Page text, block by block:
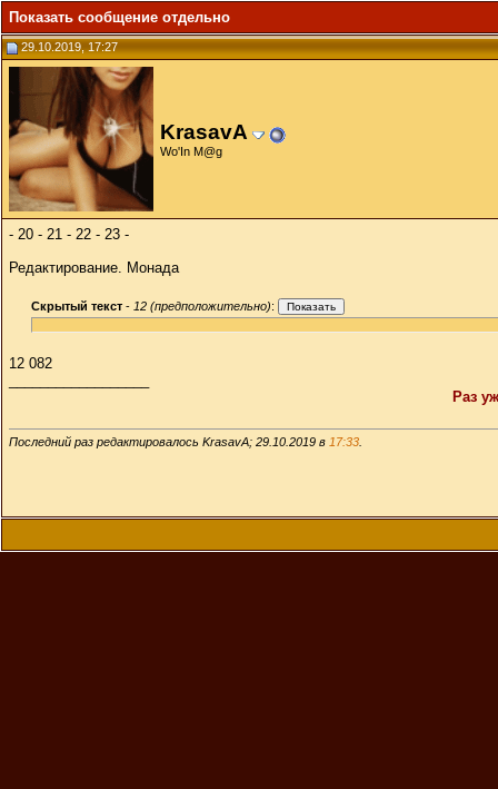
Показать сообщение отдельно
29.10.2019, 17:27
KrasavA
Wо'In M@g
- 20 - 21 - 22 - 23 -
Редактирование. Монада
Скрытый текст - 12 (предположительно):
12 082
Раз
Последний раз редактировалось KrasavA; 29.10.2019 в 17:33